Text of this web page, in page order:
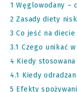
1 Węglowodany –
2 Zasady diety
3 Co jeść na
3.1 Czego unikać
4 Kiedy
4.1 Kiedy
5 Efekty